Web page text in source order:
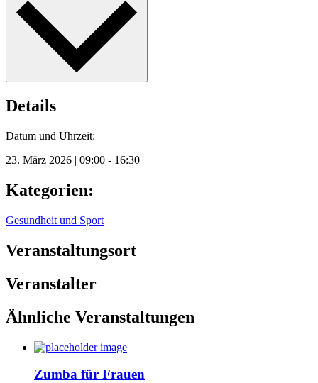
Details
Datum und Uhrzeit:
23. März 2026 | 09:00 - 16:30
Kategorien:
Gesundheit und Sport
Veranstaltungsort
Veranstalter
Ähnliche Veranstaltungen
Zumba für Frauen